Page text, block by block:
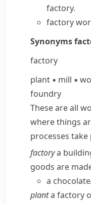
factory.
factory
Synonyms
factory
plant ▪ mill ▪
foundry
These are all
where things
processes take
factorya
goods are
a
planta factory